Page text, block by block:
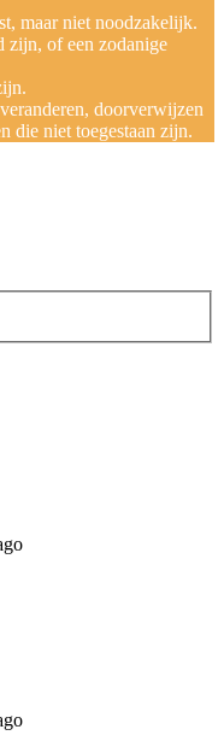
maar niet noodzakelijk.
zijn, of een zodanige
doorverwijzen
die niet toegestaan zijn.